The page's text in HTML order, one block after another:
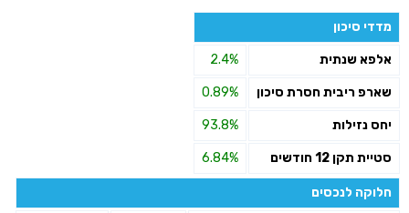
מדדי סיכון
אלפא שנתית 2.4%
שארפ ריבית חסרת סיכון 0.89%
יחס נזילות 93.8%
סטיית תקן 12 חודשים 6.84%
חלוקה לנכסים